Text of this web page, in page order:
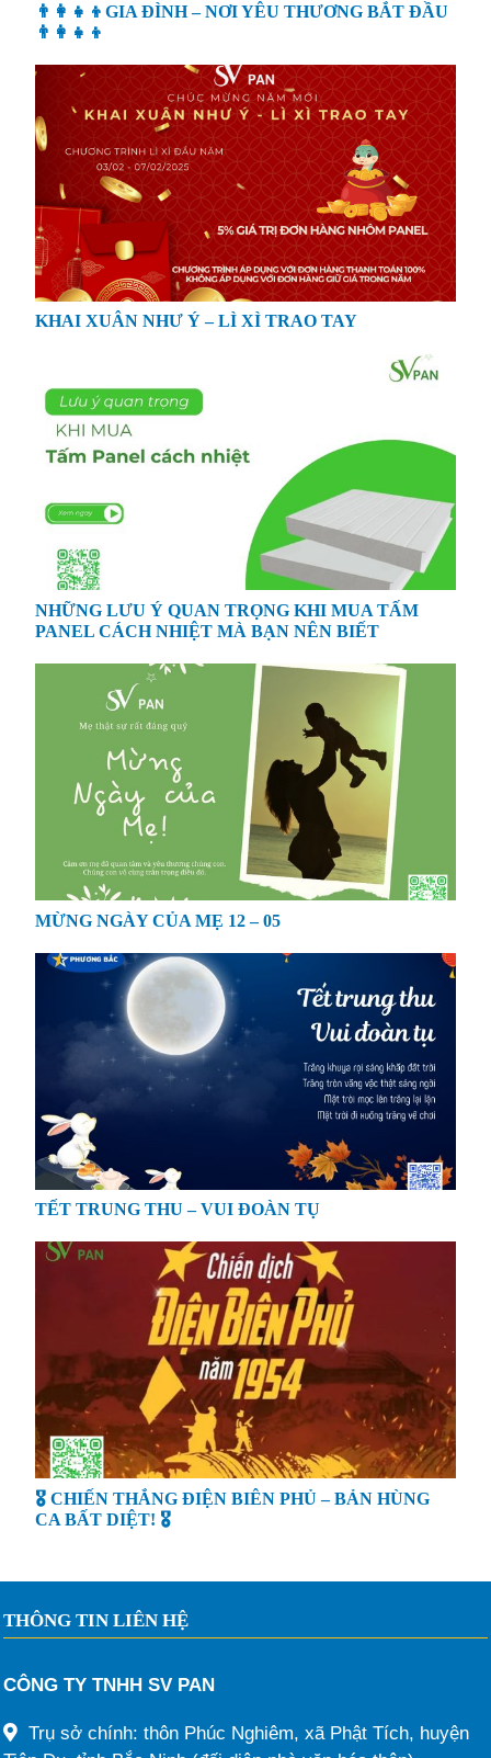
👨‍👩‍👧‍👦GIA ĐÌNH – NƠI YÊU THƯƠNG BẮT ĐẦU
👨‍👩‍👧‍👦
KHAI XUÂN NHƯ Ý – LÌ XÌ TRAO TAY
NHỮNG LƯU Ý QUAN TRỌNG KHI MUA TẤM
PANEL CÁCH NHIỆT MÀ BẠN NÊN BIẾT
MỪNG NGÀY CỦA MẸ 12 – 05
TẾT TRUNG THU – VUI ĐOÀN TỤ
🎖️ CHIẾN THẮNG ĐIỆN BIÊN PHỦ – BẢN HÙNG
CA BẤT DIỆT! 🎖️
THÔNG TIN LIÊN HỆ
CÔNG TY TNHH SV PAN
Trụ sở chính: thôn Phúc Nghiêm, xã Phật Tích, huyện